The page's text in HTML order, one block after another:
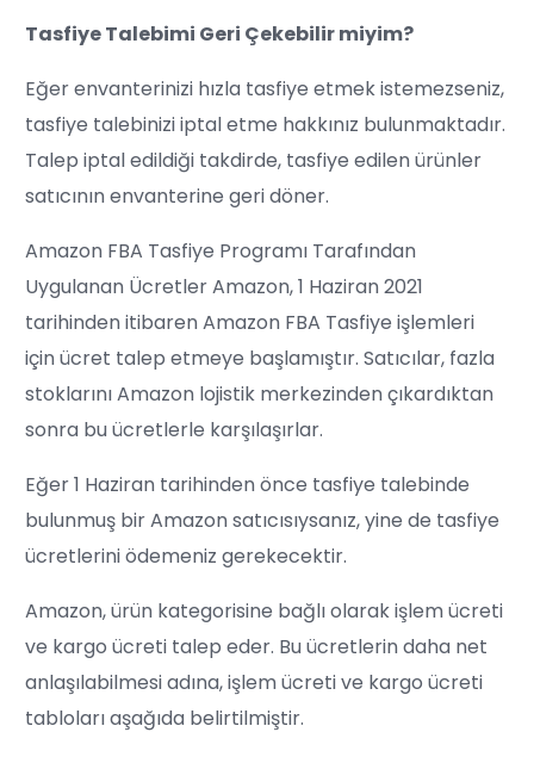
Tasfiye Talebimi Geri Çekebilir miyim?
Eğer envanterinizi hızla tasfiye etmek istemezseniz,
tasfiye talebinizi iptal etme hakkınız bulunmaktadır.
Talep iptal edildiği takdirde, tasfiye edilen ürünler
satıcının envanterine geri döner.
Amazon FBA Tasfiye Programı Tarafından
Uygulanan Ücretler Amazon, 1 Haziran 2021
tarihinden itibaren Amazon FBA Tasfiye işlemleri
için ücret talep etmeye başlamıştır. Satıcılar, fazla
stoklarını Amazon lojistik merkezinden çıkardıktan
sonra bu ücretlerle karşılaşırlar.
Eğer 1 Haziran tarihinden önce tasfiye talebinde
bulunmuş bir Amazon satıcısıysanız, yine de tasfiye
ücretlerini ödemeniz gerekecektir.
Amazon, ürün kategorisine bağlı olarak işlem ücreti
ve kargo ücreti talep eder. Bu ücretlerin daha net
anlaşılabilmesi adına, işlem ücreti ve kargo ücreti
tabloları aşağıda belirtilmiştir.